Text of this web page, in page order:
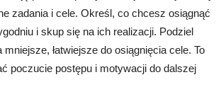
zadania i cele. Określ, co chcesz osiągnąć
i skup się na ich realizacji. Podziel
łatwiejsze do osiągnięcia cele. To
poczucie postępu i motywacji do dalszej